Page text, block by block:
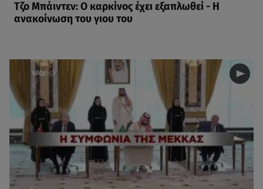
Τζο Μπάιντεν: Ο καρκίνος έχει εξαπλωθεί - Η
ανακοίνωση του γιου του